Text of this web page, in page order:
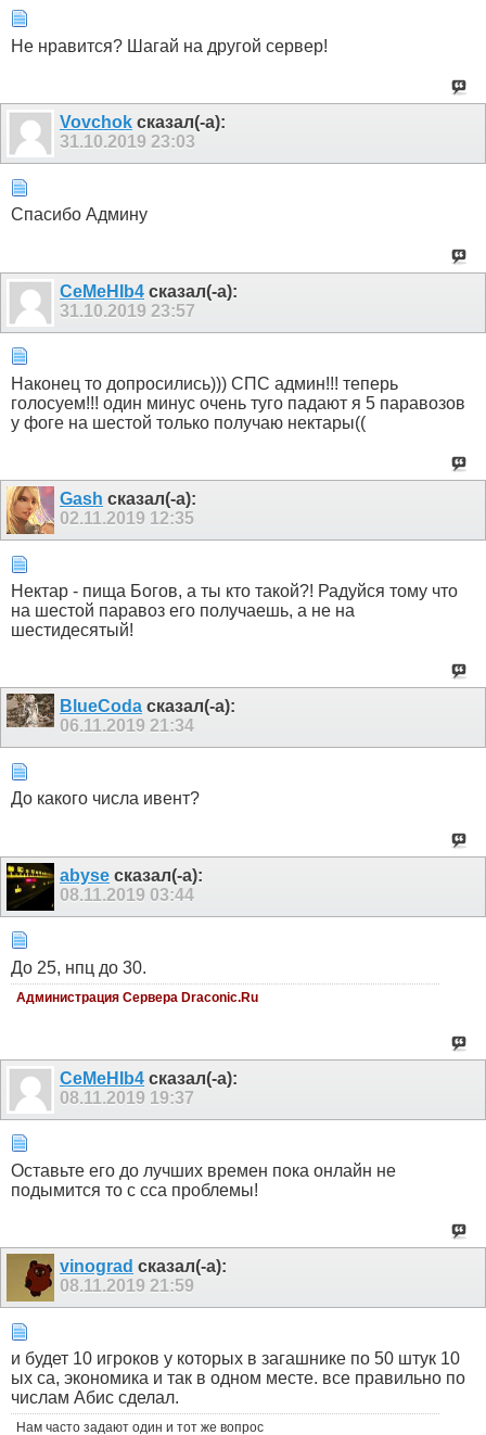
Не нравится? Шагай на другой сервер!
Vovchok сказал(-а):
31.10.2019 23:03
Спасибо Админу
CeMeHIb4 сказал(-а):
31.10.2019 23:57
Наконец то допросились))) СПС админ!!! теперь
голосуем!!! один минус очень туго падают я 5 паравозов
у фоге на шестой только получаю нектары((
Gash сказал(-а):
02.11.2019 12:35
Нектар - пища Богов, а ты кто такой?! Радуйся тому что
на шестой паравоз его получаешь, а не на
шестидесятый!
BlueCoda сказал(-а):
06.11.2019 21:34
До какого числа ивент?
abyse сказал(-а):
08.11.2019 03:44
До 25, нпц до 30.
Администрация Сервера Draconic.Ru
CeMeHIb4 сказал(-а):
08.11.2019 19:37
Оставьте его до лучших времен пока онлайн не
подымится то с сса проблемы!
vinograd сказал(-а):
08.11.2019 21:59
и будет 10 игроков у которых в загашнике по 50 штук 10
ых са, экономика и так в одном месте. все правильно по
числам Абис сделал.
Нам часто задают один и тот же вопрос